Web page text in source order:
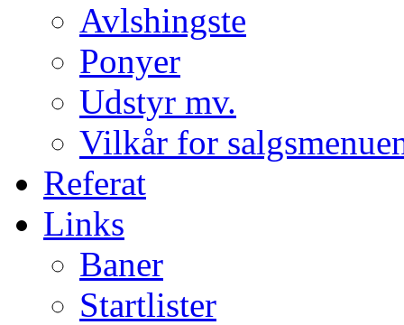
Avlshingste
Ponyer
Udstyr mv.
Vilkår for
Referat
Links
Baner
Startlister